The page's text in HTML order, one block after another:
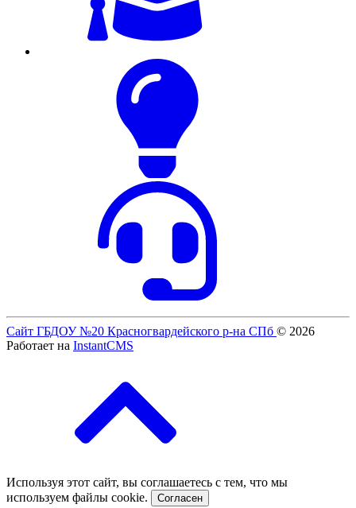
Сайт ГБДОУ №20 Красногвардейского р-на СПб © 2026
Работает на InstantCMS
Используя этот сайт, вы соглашаетесь с тем, что мы
используем файлы cookie.
Согласен